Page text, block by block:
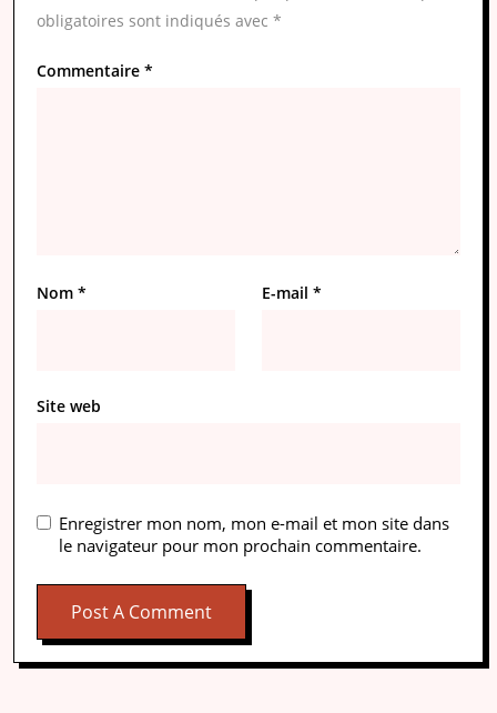
obligatoires sont indiqués avec *
Commentaire *
Nom * E-mail *
Site web
Enregistrer mon nom, mon e-mail et mon site dans
le navigateur pour mon prochain commentaire.